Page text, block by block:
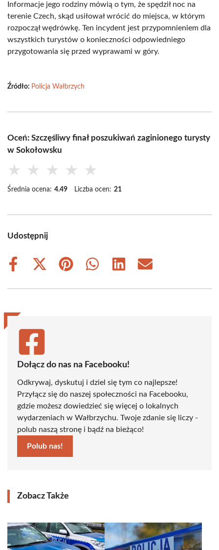
Informacje jego rodziny mówią o tym, że spędził noc na
terenie Czech, skąd usiłował wrócić do miejsca, w którym
rozpoczął wędrówkę. Ten incydent jest przypomnieniem dla
wszystkich turystów o konieczności odpowiedniego
przygotowania się przed wyprawami w góry.
Źródło: Policja Wałbrzych
Oceń: Szczęśliwy finał poszukiwań zaginionego turysty
w Sokołowsku
★ ★ ★ ★ ★
Średnia ocena: 4.49 Liczba ocen: 21
Udostępnij
Share
Share
(Twitter)
Share
Share
Share
Share
Dołącz do nas na Facebooku!
Odkrywaj, dyskutuj i dziel się tym co najlepsze!
Przyłącz się do naszej społeczności na Facebooku,
gdzie możesz dowiedzieć się więcej o lokalnych
wydarzeniach w Wałbrzychu. Twoje zdanie się liczy -
polub naszą stronę i bądź na bieżąco!
Polub nas!
Zobacz Także